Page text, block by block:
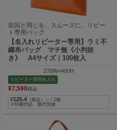
前回と同じを、スムーズに。リピー
ト専用バッグ
【名入れリピーター専用】ラミ不
織布バッグ マチ無《小判抜
き》 A4サイズ｜100枚入
270W×400H
リピーター専用名入れ
¥7,590税込
¥125.4 （税込）～ ⁄ 1枚
※印刷代込・版代別途